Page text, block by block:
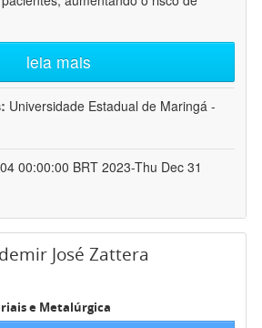
leia mais
Universidade Estadual de Maringá -
00:00:00 BRT 2023-Thu Dec 31
José Zattera
e Metalúrgica